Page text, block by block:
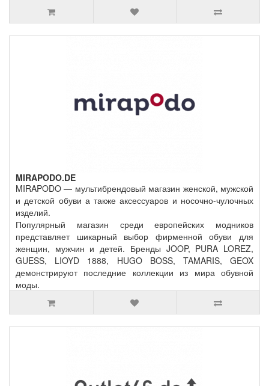
MIRAPODO.DE
MIRAPODO — мультибрендовый магазин женской, мужской
и детской обуви а также аксессуаров и носочно-чулочных
изделий.
Популярный магазин среди европейских модников
представляет шикарный выбор фирменной обуви для
женщин, мужчин и детей. Бренды JOOP, PURA LOREZ,
GUESS, LIOYD 1888, HUGO BOSS, TAMARIS, GEOX
демонстрируют последние коллекции из мира обувной
моды.